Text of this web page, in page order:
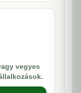
vegyes